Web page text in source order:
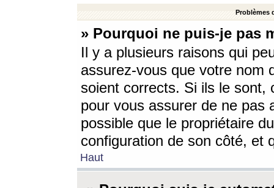
Problèmes
» Pourquoi ne puis-je pas
Il y a plusieurs raisons qui
assurez-vous que votre nom
soient corrects. Si ils le sont,
pour vous assurer de ne pas
possible que le propriétaire
configuration de son côté, et
Haut